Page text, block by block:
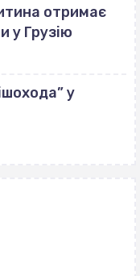
отримає
у Грузію
у